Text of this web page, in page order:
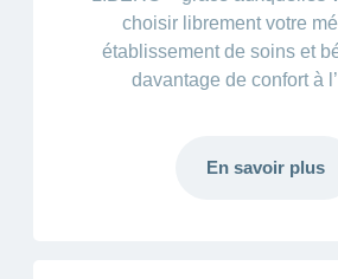
choisir librement votre
établissement de soins et
davantage de confort à
En savoir plus